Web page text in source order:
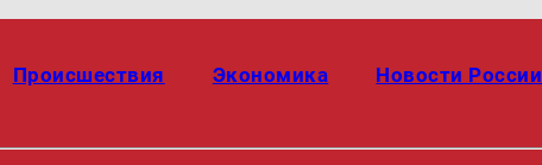
Происшествия Экономика Новости России